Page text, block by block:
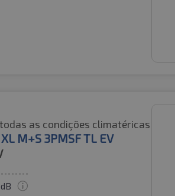
as condições climatéricas
M+S 3PMSF TL EV